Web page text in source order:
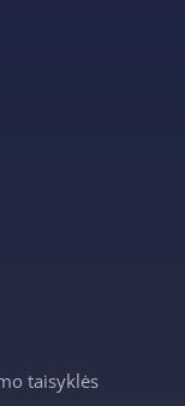
taisyklės